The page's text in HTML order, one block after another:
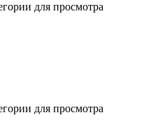
для просмотра
для просмотра